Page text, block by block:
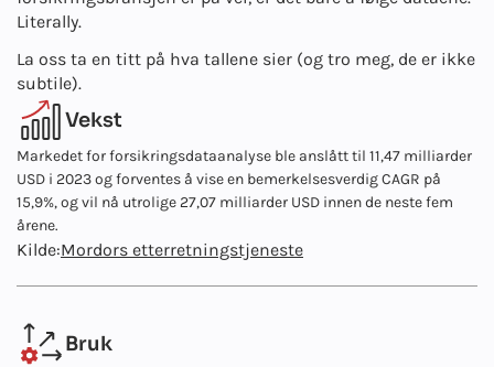
Literally.
La oss ta en titt på hva tallene sier (og tro meg, de er ikke
subtile).
Vekst
Markedet for forsikringsdataanalyse ble anslått til 11,47 milliarder
USD i 2023 og forventes å vise en bemerkelsesverdig CAGR på
15,9%, og vil nå utrolige 27,07 milliarder USD innen de neste fem
årene.
Kilde:Mordors etterretningstjeneste
Bruk